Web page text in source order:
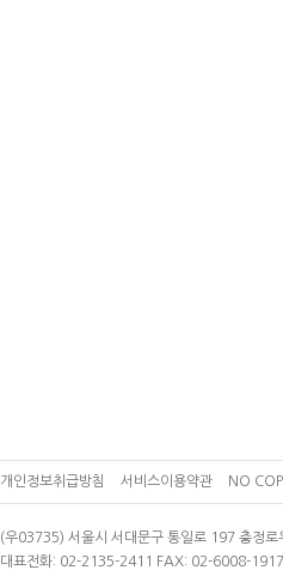
개인정보취급방침 서비스이용약관 NO
(우03735) 서울시 서대문구 통일로 197 충정로
대표전화: 02-2135-2411 FAX: 02-6008-1917